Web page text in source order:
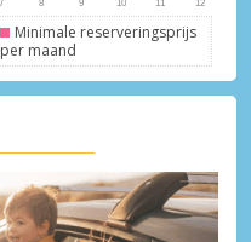
Minimale reserveringsprijs
per maand